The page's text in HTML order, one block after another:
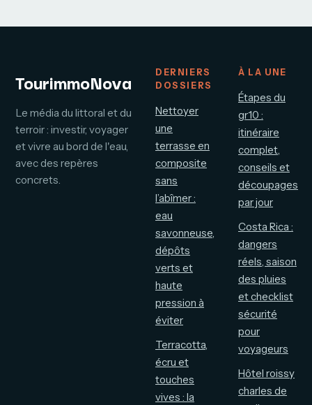
coûts ?
TourimmoNova
Le média du littoral et du
terroir : investir, voyager
et vivre au bord de l'eau,
avec des repères
concrets.
DERNIERS
DOSSIERS
Nettoyer
une
terrasse en
composite
sans
l’abîmer :
eau
savonneuse,
dépôts
verts et
haute
pression à
éviter
Terracotta,
écru et
touches
vives : la
À LA UNE
Étapes du
gr10 :
itinéraire
complet,
conseils et
découpages
par jour
Costa Rica :
dangers
réels, saison
des pluies
et checklist
sécurité
pour
voyageurs
Hôtel roissy
charles de